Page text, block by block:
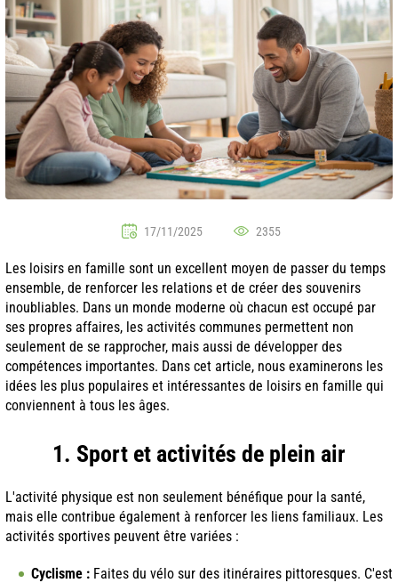
17/11/2025 2355
Les loisirs en famille sont un excellent moyen de passer du temps
ensemble, de renforcer les relations et de créer des souvenirs
inoubliables. Dans un monde moderne où chacun est occupé par
ses propres affaires, les activités communes permettent non
seulement de se rapprocher, mais aussi de développer des
compétences importantes. Dans cet article, nous examinerons les
idées les plus populaires et intéressantes de loisirs en famille qui
conviennent à tous les âges.
1. Sport et activités de plein air
L'activité physique est non seulement bénéfique pour la santé,
mais elle contribue également à renforcer les liens familiaux. Les
activités sportives peuvent être variées :
Cyclisme : Faites du vélo sur des itinéraires pittoresques. C'est